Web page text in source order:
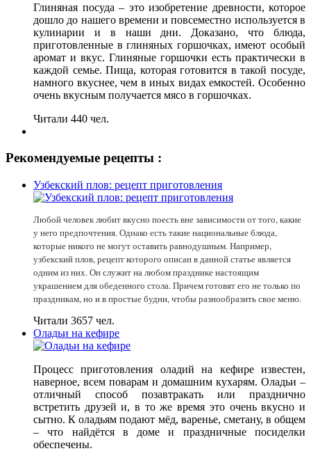
Глиняная посуда – это изобретение древности, которое
дошло до нашего времени и повсеместно используется в
кулинарии и в наши дни. Доказано, что блюда,
приготовленные в глиняных горшочках, имеют особый
аромат и вкус. Глиняные горшочки есть практически в
каждой семье. Пища, которая готовится в такой посуде,
намного вкуснее, чем в иных видах емкостей. Особенно
очень вкусным получается мясо в горшочках.
Читали 440 чел.
Рекомендуемые рецепты :
Узбекский плов: рецепт приготовления
Любой человек любит вкусно поесть вне зависимости от того, какие
у него предпочтения. Однако есть такие национальные блюда,
которые никого не могут оставить равнодушным. Например,
узбекский плов, рецепт которого описан в данной статье является
одним из них. Он служит на любом празднике настоящим
украшением для обеденного стола. Причем готовят его не только по
праздникам, но и в простые будни, чтобы разнообразить свое меню.
Читали 3657 чел.
Оладьи на кефире
Процесс приготовления оладий на кефире известен,
наверное, всем поварам и домашним кухарям. Оладьи –
отличный способ позавтракать или празднично
встретить друзей и, в то же время это очень вкусно и
сытно. К оладьям подают мёд, варенье, сметану, в общем
– что найдётся в доме и праздничные посиделки
обеспечены.